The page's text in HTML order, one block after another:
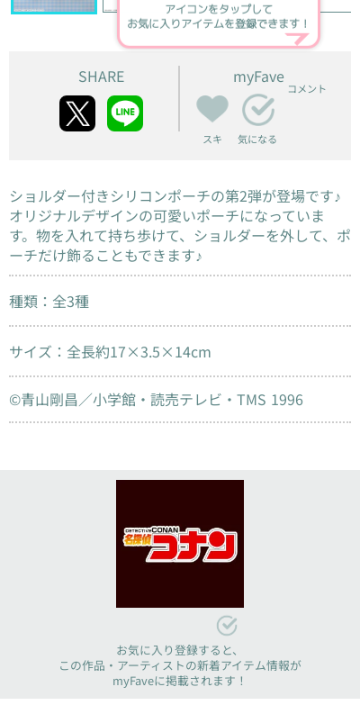
アイコンをタップして
お気に入りアイテムを登録できます！
SHARE myFave
スキ 気になる
コメント
ショルダー付きシリコンポーチの第2弾が登場です♪
オリジナルデザインの可愛いポーチになっていま
す。物を入れて持ち歩けて、ショルダーを外して、ポ
ーチだけ飾ることもできます♪
種類：全3種
サイズ：全長約17×3.5×14cm
©青山剛昌／小学館・読売テレビ・TMS 1996
お気に入り登録すると、
この作品・アーティストの新着アイテム情報が
myFaveに掲載されます！